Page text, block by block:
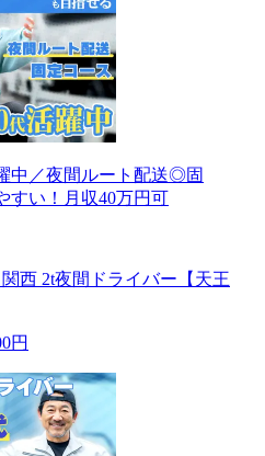
中／夜間ルート配送◎固
すい！月収40万円可
西 2t夜間ドライバー【天王
円